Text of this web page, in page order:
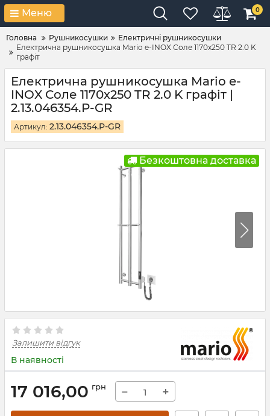
Меню 0
Головна Рушникосушки
Електричні рушникосушки
Електрична рушникосушка Mario e-INOX Соле 1170х250 TR 2.0 K
графіт
Електрична рушникосушка Mario e-
INOX Соле 1170х250 TR 2.0 K графіт |
2.13.046354.P-GR
Артикул: 2.13.046354.P-GR
Безкоштовна доставка
Залишити відгук
В наявності
17 016,00 грн − +